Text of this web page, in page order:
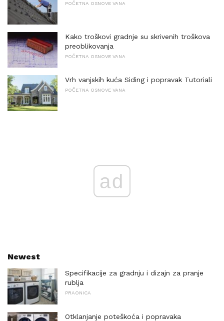
POČETNA OSNOVE VANA
Kako troškovi gradnje su skrivenih troškova
preoblikovanja
POČETNA OSNOVE VANA
Vrh vanjskih kuća Siding i popravak Tutoriali
POČETNA OSNOVE VANA
ad
Newest
Specifikacije za gradnju i dizajn za pranje
rublja
PRAONICA
Otklanjanje poteškoća i popravaka